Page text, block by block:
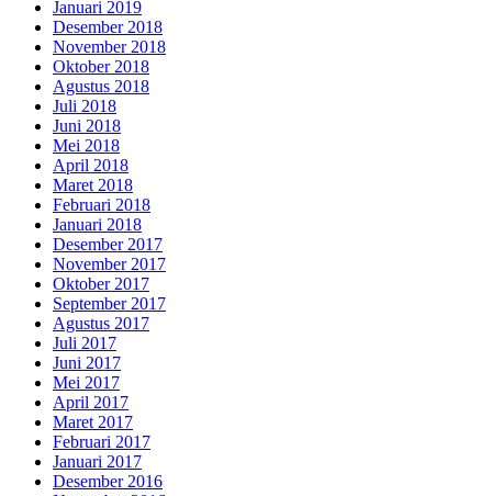
Januari 2019
Desember 2018
November 2018
Oktober 2018
Agustus 2018
Juli 2018
Juni 2018
Mei 2018
April 2018
Maret 2018
Februari 2018
Januari 2018
Desember 2017
November 2017
Oktober 2017
September 2017
Agustus 2017
Juli 2017
Juni 2017
Mei 2017
April 2017
Maret 2017
Februari 2017
Januari 2017
Desember 2016